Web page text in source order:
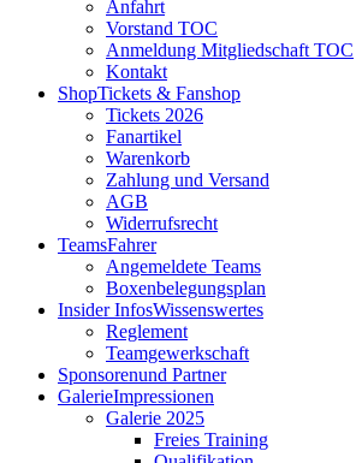
Anfahrt
Vorstand TOC
Anmeldung Mitgliedschaft TOC
Kontakt
ShopTickets & Fanshop
Tickets 2026
Fanartikel
Warenkorb
Zahlung und Versand
AGB
Widerrufsrecht
TeamsFahrer
Angemeldete Teams
Boxenbelegungsplan
Insider InfosWissenswertes
Reglement
Teamgewerkschaft
Sponsorenund Partner
GalerieImpressionen
Galerie 2025
Freies Training